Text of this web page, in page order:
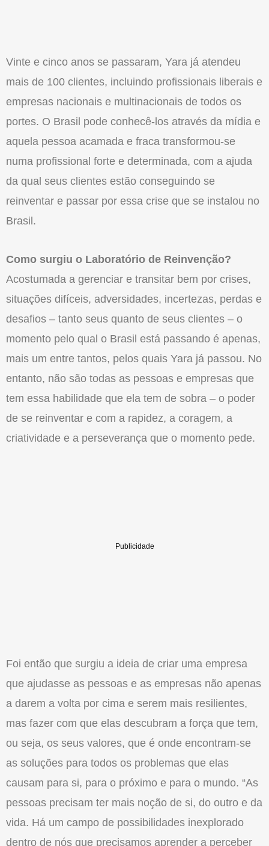
Vinte e cinco anos se passaram, Yara já atendeu
mais de 100 clientes, incluindo profissionais liberais e
empresas nacionais e multinacionais de todos os
portes. O Brasil pode conhecê-los através da mídia e
aquela pessoa acamada e fraca transformou-se
numa profissional forte e determinada, com a ajuda
da qual seus clientes estão conseguindo se
reinventar e passar por essa crise que se instalou no
Brasil.
Como surgiu o Laboratório de Reinvenção?
Acostumada a gerenciar e transitar bem por crises,
situações difíceis, adversidades, incertezas, perdas e
desafios – tanto seus quanto de seus clientes – o
momento pelo qual o Brasil está passando é apenas,
mais um entre tantos, pelos quais Yara já passou. No
entanto, não são todas as pessoas e empresas que
tem essa habilidade que ela tem de sobra – o poder
de se reinventar e com a rapidez, a coragem, a
criatividade e a perseverança que o momento pede.
Foi então que surgiu a ideia de criar uma empresa
que ajudasse as pessoas e as empresas não apenas
a darem a volta por cima e serem mais resilientes,
mas fazer com que elas descubram a força que tem,
ou seja, os seus valores, que é onde encontram-se
as soluções para todos os problemas que elas
causam para si, para o próximo e para o mundo. “As
pessoas precisam ter mais noção de si, do outro e da
vida. Há um campo de possibilidades inexplorado
dentro de nós que precisamos aprender a perceber